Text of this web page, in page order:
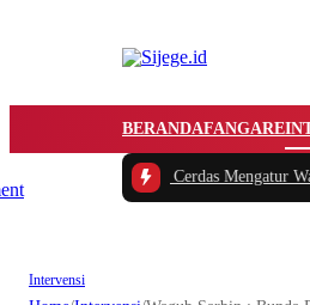
BERANDAFANGARE
Tips Cerdas Mengatur Waktu dan
Intervensi